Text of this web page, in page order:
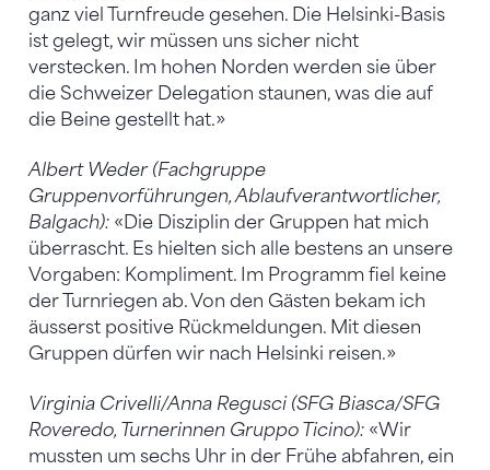
ganz viel Turnfreude gesehen. Die Helsinki-Basis
ist gelegt, wir müssen uns sicher nicht
verstecken. Im hohen Norden werden sie über
die Schweizer Delegation staunen, was die auf
die Beine gestellt hat.»
Albert Weder (Fachgruppe
Gruppenvorführungen, Ablaufverantwortlicher,
Balgach): «Die Disziplin der Gruppen hat mich
überrascht. Es hielten sich alle bestens an unsere
Vorgaben: Kompliment. Im Programm fiel keine
der Turnriegen ab. Von den Gästen bekam ich
äusserst positive Rückmeldungen. Mit diesen
Gruppen dürfen wir nach Helsinki reisen.»
Virginia Crivelli/Anna Regusci (SFG Biasca/SFG
Roveredo, Turnerinnen Gruppo Ticino): «Wir
mussten um sechs Uhr in der Frühe abfahren, ein